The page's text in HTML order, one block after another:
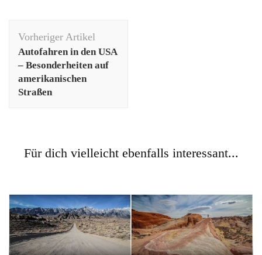
Vorheriger Artikel
Autofahren in den USA
– Besonderheiten auf
amerikanischen
Straßen
Für dich vielleicht ebenfalls interessant...